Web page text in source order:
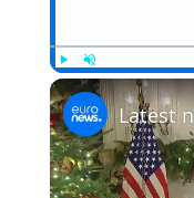
Play Unmute